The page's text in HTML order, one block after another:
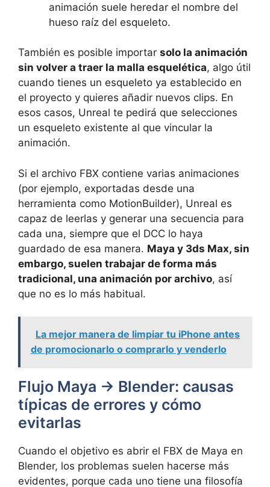
animación suele heredar el nombre del
hueso raíz del esqueleto.
También es posible importar solo la animación
sin volver a traer la malla esquelética, algo útil
cuando tienes un esqueleto ya establecido en
el proyecto y quieres añadir nuevos clips. En
esos casos, Unreal te pedirá que selecciones
un esqueleto existente al que vincular la
animación.
Si el archivo FBX contiene varias animaciones
(por ejemplo, exportadas desde una
herramienta como MotionBuilder), Unreal es
capaz de leerlas y generar una secuencia para
cada una, siempre que el DCC lo haya
guardado de esa manera. Maya y 3ds Max, sin
embargo, suelen trabajar de forma más
tradicional, una animación por archivo, así
que no es lo más habitual.
La mejor manera de limpiar tu iPhone antes
de promocionarlo o comprarlo y venderlo
Flujo Maya → Blender: causas
típicas de errores y cómo
evitarlas
Cuando el objetivo es abrir el FBX de Maya en
Blender, los problemas suelen hacerse más
evidentes, porque cada uno tiene una filosofía